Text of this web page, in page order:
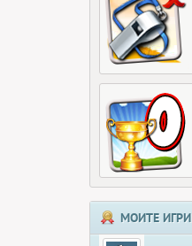
МОИТЕ ИГРИ